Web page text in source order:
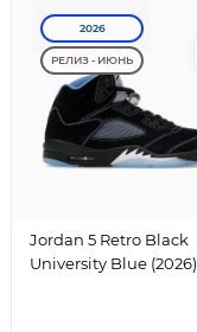
2026
РЕЛИЗ - ИЮНЬ
Jordan 5 Retro Black
University Blue (2026)